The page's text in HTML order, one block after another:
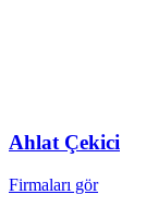
Ahlat Çekici
Firmaları gör